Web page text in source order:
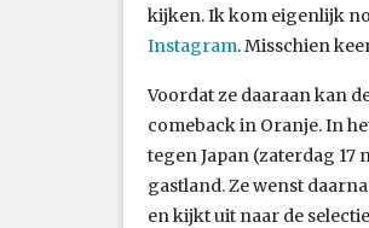
kijken. Ik kom eigenlijk
Instagram. Misschien
Voordat ze daaraan kan
comeback in Oranje. In
tegen Japan (zaterdag
gastland. Ze wenst
en kijkt uit naar de